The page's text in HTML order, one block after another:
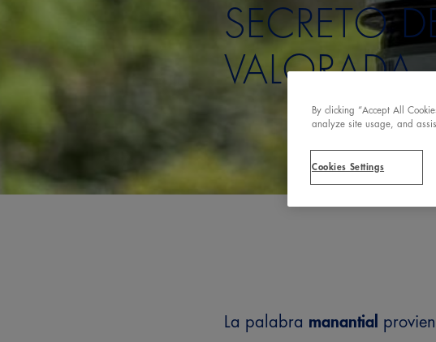
SECRETO
VALORADA
La palabra manantial
By clicking “Accept All
analyze site usage, and
Cookies Settings